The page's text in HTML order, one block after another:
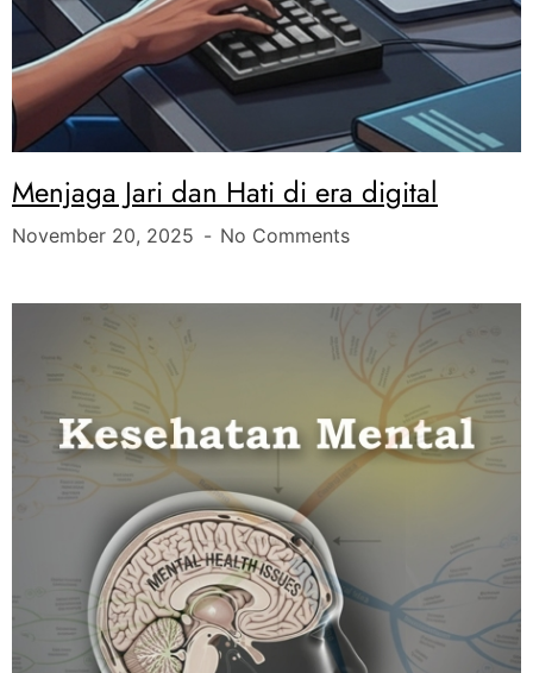
Menjaga Jari dan Hati di era digital
November 20, 2025 No Comments